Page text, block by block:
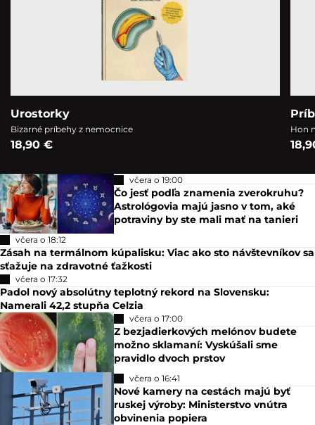
Urostorky
Bizarné príbehy z nemocnice
18,90 €
Hon
včera o 19:00
Čo jesť podľa znamenia zverokruhu?
Astrológovia majú jasno v tom, aké
potraviny by ste mali mať na tanieri
včera o 18:12
Zásah na termálnom kúpalisku: Viac ako sto návštevníkov sa
sťažuje na zdravotné ťažkosti
včera o 17:32
Padol nový absolútny teplotný rekord na Slovensku:
Namerali 42,2 stupňa Celzia
včera o 17:00
Z bezjadierkových melónov budete
možno sklamaní: Vyskúšali sme
pravidlo dvoch prstov
včera o 16:41
Nové kamery na cestách majú byť
ruskej výroby: Ministerstvo vnútra
obvinenia popiera